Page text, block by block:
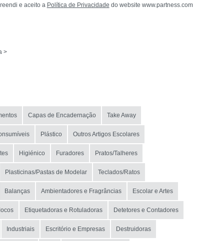
e aceito a Política de Privacidade do website www.partness.com
>
Capas de Encadernação Take Away
Plástico Outros Artigos Escolares
Higiénico Furadores Pratos/Talheres
Plasticinas/Pastas de Modelar Teclados/Ratos
Balanças Ambientadores e Fragrâncias Escolar e Artes
Etiquetadoras e Rotuladoras Detetores e Contadores
Industriais Escritório e Empresas Destruidoras